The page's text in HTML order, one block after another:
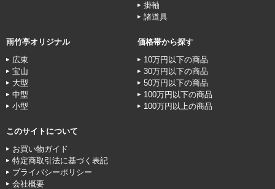
掛軸
諸道具
雨竹亭オリジナル
広東
宝山
大型
中型
小型
価格帯から探す
10万円以下の商品
30万円以下の商品
50万円以下の商品
100万円以下の商品
100万円以上の商品
このサイトについて
お買い物ガイド
特定商取引法に基づく表記
プライバシーポリシー
会社概要